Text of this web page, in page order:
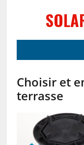
Choisir et
terrasse